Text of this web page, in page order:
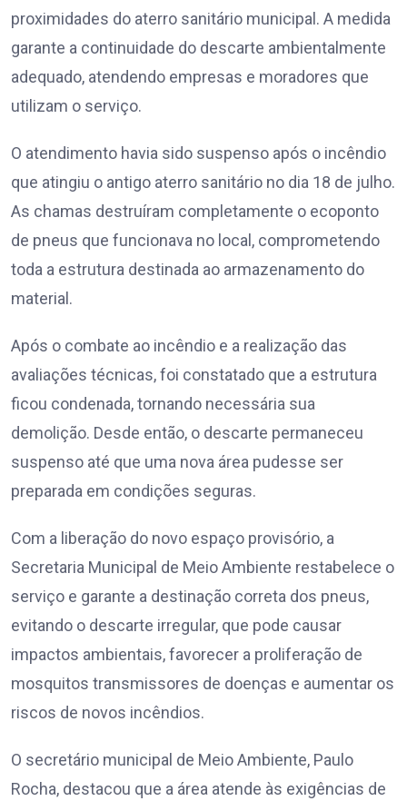
proximidades do aterro sanitário municipal. A medida
garante a continuidade do descarte ambientalmente
adequado, atendendo empresas e moradores que
utilizam o serviço.
O atendimento havia sido suspenso após o incêndio
que atingiu o antigo aterro sanitário no dia 18 de julho.
As chamas destruíram completamente o ecoponto
de pneus que funcionava no local, comprometendo
toda a estrutura destinada ao armazenamento do
material.
Após o combate ao incêndio e a realização das
avaliações técnicas, foi constatado que a estrutura
ficou condenada, tornando necessária sua
demolição. Desde então, o descarte permaneceu
suspenso até que uma nova área pudesse ser
preparada em condições seguras.
Com a liberação do novo espaço provisório, a
Secretaria Municipal de Meio Ambiente restabelece o
serviço e garante a destinação correta dos pneus,
evitando o descarte irregular, que pode causar
impactos ambientais, favorecer a proliferação de
mosquitos transmissores de doenças e aumentar os
riscos de novos incêndios.
O secretário municipal de Meio Ambiente, Paulo
Rocha, destacou que a área atende às exigências de